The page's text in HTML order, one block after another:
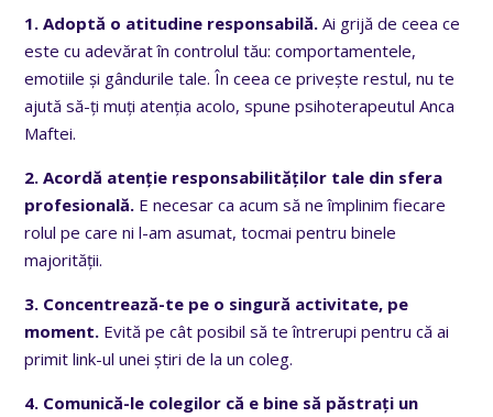
1. Adoptă o atitudine responsabilă. Ai grijă de ceea ce
este cu adevărat în controlul tău: comportamentele,
emotiile și gândurile tale. În ceea ce privește restul, nu te
ajută să-ți muți atenția acolo, spune psihoterapeutul Anca
Maftei.
2. Acordă atenție responsabilităților tale din sfera
profesională. E necesar ca acum să ne împlinim fiecare
rolul pe care ni l-am asumat, tocmai pentru binele
majorității.
3. Concentrează-te pe o singură activitate, pe
moment. Evită pe cât posibil să te întrerupi pentru că ai
primit link-ul unei știri de la un coleg.
4. Comunică-le colegilor că e bine să păstrați un